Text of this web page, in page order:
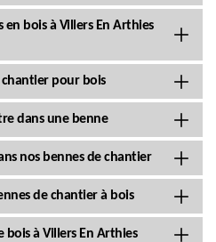
bois à Villers En Arthies
pour bois
dans une benne
nos bennes de chantier
de chantier à bois
à Villers En Arthies